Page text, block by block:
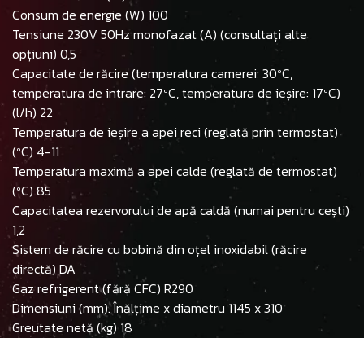
Consum de energie (W) 100
Tensiune 230V 50Hz monofazat (A) (consultați alte
opțiuni) 0,5
Capacitate de răcire (temperatura camerei: 30ºC,
temperatura de intrare: 27ºC, temperatura de ieșire: 17ºC)
(l/h) 22
Temperatura de ieșire a apei reci (reglată prin termostat)
(ºC) 4-11
Temperatura maximă a apei calde (reglată de termostat)
(ºC) 85
Capacitatea rezervorului de apă caldă (numai pentru cești)
1,2
Sistem de răcire cu bobină din oțel inoxidabil (răcire
directă) DA
Gaz refrigerent (fără CFC) R290
Dimensiuni (mm). Înălțime x diametru 1145 x 310
Greutate netă (kg) 18